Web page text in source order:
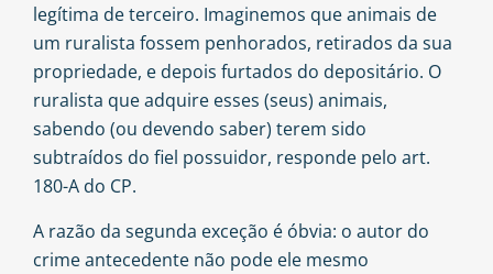
legítima de terceiro. Imaginemos que animais de
um ruralista fossem penhorados, retirados da sua
propriedade, e depois furtados do depositário. O
ruralista que adquire esses (seus) animais,
sabendo (ou devendo saber) terem sido
subtraídos do fiel possuidor, responde pelo art.
180-A do CP.
A razão da segunda exceção é óbvia: o autor do
crime antecedente não pode ele mesmo